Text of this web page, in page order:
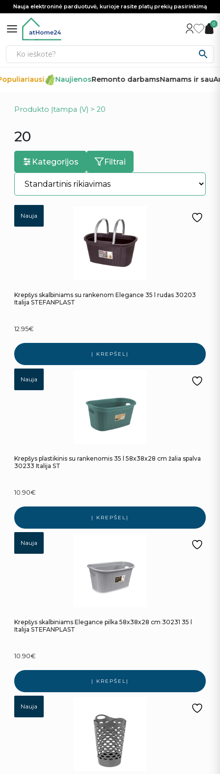
Nauja elektroninė parduotuvė, kurioje rasite platų prekių pasirinkimą
0
NaujienosRemonto darbamsNamams ir sau
Produkto Įtampa (V) > 20
20
Kategorijos Filtrai
Nauja
Krepšys skalbiniams su rankenom Elegance 35 l rudas 30203
Italija STEFANPLAST
12.95€
Į KREPŠELĮ
Nauja
Krepšys plastikinis su rankenomis 35 l 58x38x28 cm žalia spalva
30233 Italija ST
10.90€
Į KREPŠELĮ
Nauja
Krepšys skalbiniams Elegance pilka 58x38x28 cm 30231 35 l
Italija STEFANPLAST
10.90€
Į KREPŠELĮ
Nauja